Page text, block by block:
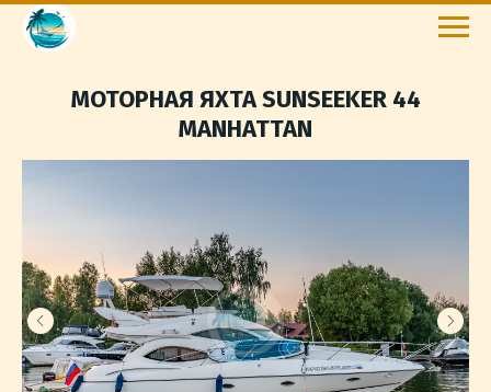
МОТОРНАЯ ЯХТА SUNSEEKER 44
MANHATTAN